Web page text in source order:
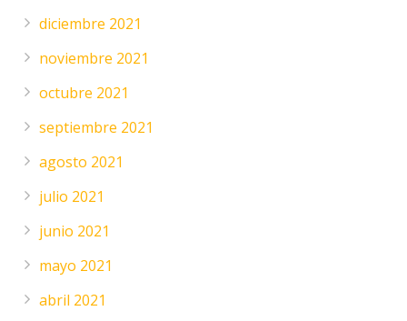
diciembre 2021
noviembre 2021
octubre 2021
septiembre 2021
agosto 2021
julio 2021
junio 2021
mayo 2021
abril 2021